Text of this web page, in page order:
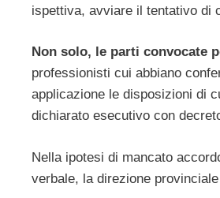
ispettiva, avviare il tentativo di
Non solo, le parti convocate
professionisti cui abbiano
applicazione le disposizioni di
dichiarato esecutivo con
Nella ipotesi di mancato
verbale, la direzione